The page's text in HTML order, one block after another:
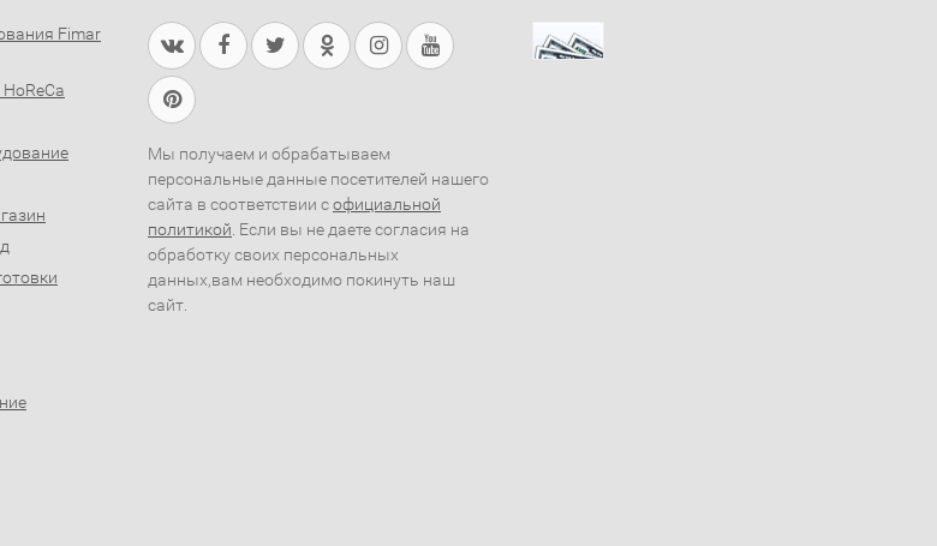
Fimar
Мы получаем и обрабатываем
персональные данные посетителей нашего
сайта в соответствии софициальной
политикой . Если вы не даете согласия на
обработку своих персональных
данных,вам необходимо покинуть наш
сайт.